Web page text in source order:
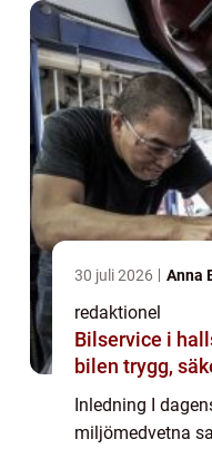
30 juli 2026 Anna
redaktionel
Bilservice i
bilen trygg,
Inledning I
miljömedvetna